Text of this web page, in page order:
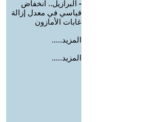
- البرازيل.. انخفاض
قياسي في معدل إزالة
غابات الأمازون
المزيد.....
المزيد.....